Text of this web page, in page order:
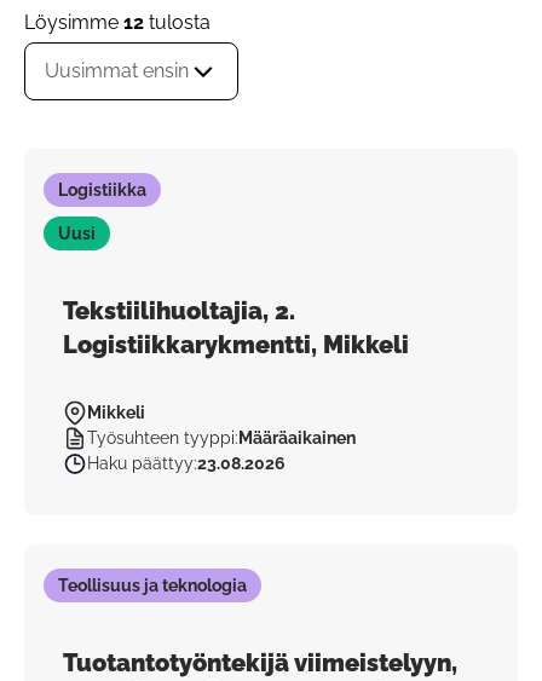
Löysimme 12 tulosta
Uusimmat ensin
Logistiikka
Uusi
Tekstiilihuoltajia, 2.
Logistiikkarykmentti, Mikkeli
Mikkeli
Työsuhteen tyyppi: Määräaikainen
Haku päättyy:23.08.2026
Teollisuus ja teknologia
Tuotantotyöntekijä viimeistelyyn,